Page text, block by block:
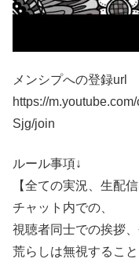
メンシプへの登録url
https://
Sjg/join
ルール事項↓
【全ての実況、生配
チャット内での、
視聴者同士での挨拶、
荒らしは無視すること